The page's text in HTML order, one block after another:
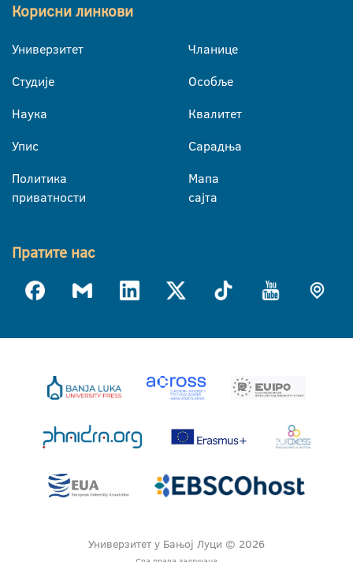
Корисни линкови
Универзитет
Студије
Наука
Упис
Политика
приватности
Чланице
Особље
Квалитет
Сарадња
Мапа
сајта
Пратите нас
Универзитет у Бањој Луци © 2026